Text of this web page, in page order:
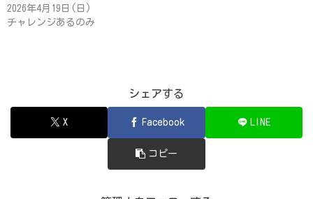
2026年4月19日(日)
チャレンジあるのみ
シェアする
X Facebook LINE
コピー